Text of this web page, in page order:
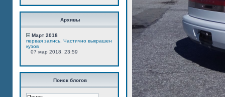
Архивы
Март 2018
первая запись. Частично выкрашен
кузов
07 мар 2018, 23:59
Поиск блогов